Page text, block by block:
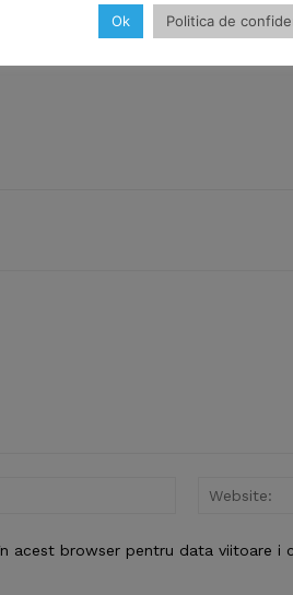
Email:*
acest browser pentru data viitoare i
Ok Politica de